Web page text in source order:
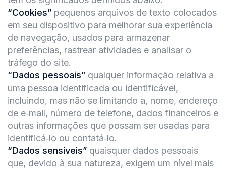
“Cookies” pequenos arquivos de texto colocados
em seu dispositivo para melhorar sua experiência
de navegação, usados para armazenar
preferências, rastrear atividades e analisar o
tráfego do site.
“Dados pessoais” qualquer informação relativa a
uma pessoa identificada ou identificável,
incluindo, mas não se limitando a, nome, endereço
de e‑mail, número de telefone, dados financeiros e
outras informações que possam ser usadas para
identificá‑lo ou contatá‑lo.
“Dados sensíveis” quaisquer dados pessoais
que, devido à sua natureza, exigem um nível mais